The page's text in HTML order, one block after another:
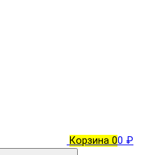
Корзина 00 ₽